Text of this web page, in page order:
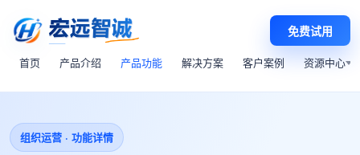
首页 产品介绍 产品功能 解决方案 客户案例 资源中心
免费试用
组织运营 · 功能详情